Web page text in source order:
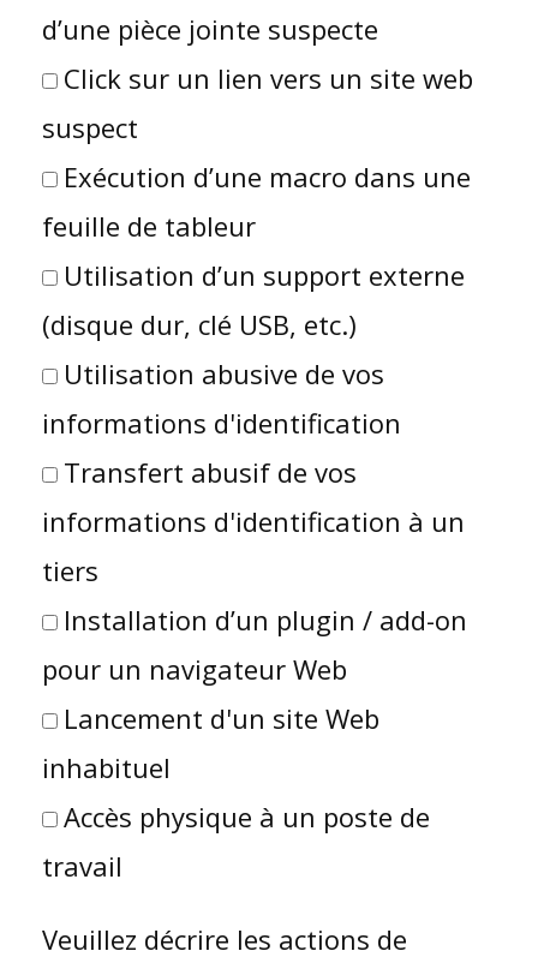
d’une pièce jointe suspecte
Click sur un lien vers un site web
suspect
Exécution d’une macro dans une
feuille de tableur
Utilisation d’un support externe
(disque dur, clé USB, etc.)
Utilisation abusive de vos
informations d'identification
Transfert abusif de vos
informations d'identification à un
tiers
Installation d’un plugin / add-on
pour un navigateur Web
Lancement d'un site Web
inhabituel
Accès physique à un poste de
travail
Veuillez décrire les actions de